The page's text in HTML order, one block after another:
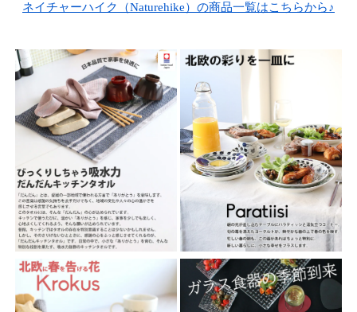
ネイチャーハイク（Naturehike）の商品一覧はこちらから♪